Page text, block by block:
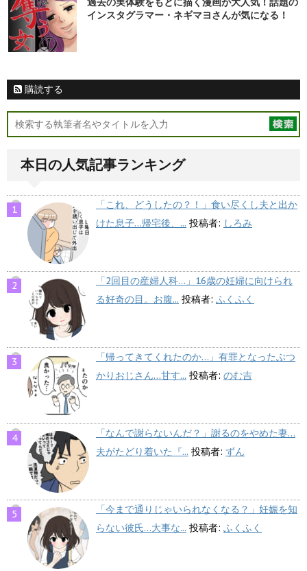
インスタグラマー・ネギマヨさんが気になる！
購読する
本日の人気記事ランキング
「これ、どうしたの？！」食い尽くし夫と出か
けた息子…帰宅後、... 投稿者: しろみ
「2回目の産婦人科…」16歳の妊婦に向けられ
る好奇の目。お腹... 投稿者: ふくふく
「帰ってきてくれたのか…」有罪となったぶつ
かりおじさん…甘す... 投稿者: のむ吉
「なんで謝らないんだ？」謝るのをやめた妻…
夫がたどり着いた『... 投稿者: ずん
「今まで通りじゃいられなくなる？」妊娠を知
らない彼氏…大事な... 投稿者: ふくふく